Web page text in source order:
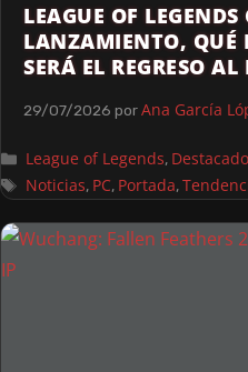
LEAGUE OF
LANZAMIENTO, QUÉ
SERÁ EL REGRESO
29/07/2026 porAna García
League of Legends,
Noticias, PC, Portada,